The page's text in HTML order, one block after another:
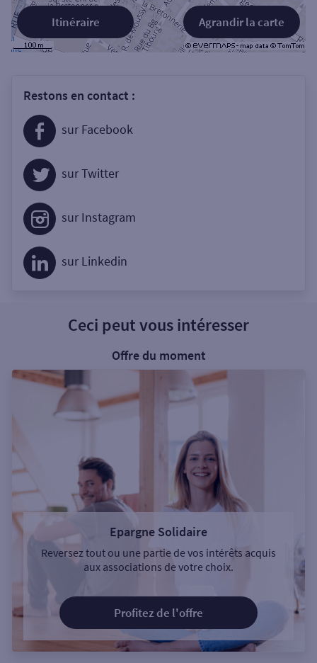
Agrandir la carte
Itinéraire
Restons en contact :
sur Facebook
sur Twitter
sur Instagram
sur Linkedin
Ceci peut vous intéresser
Offre du moment
Epargne Solidaire
Reversez tout ou une partie de vos intérêts acquis
aux associations de votre choix.
Profitez de l'offre